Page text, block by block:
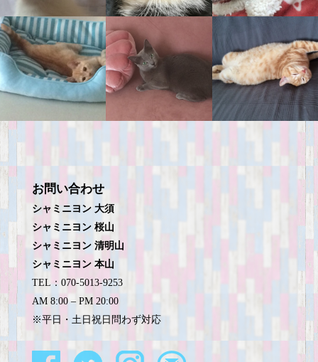
お問い合わせ
シャミニヨン 大須
シャミニヨン 桜山
シャミニヨン 清明山
シャミニヨン 本山
TEL：070-5013-9253
AM 8:00 – PM 20:00
※平日・土日祝日問わず対応